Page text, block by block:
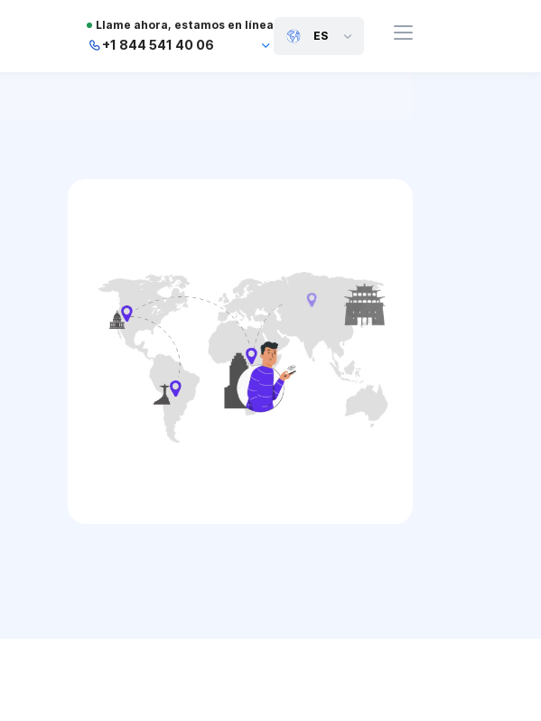
Llame ahora, estamos en línea
+1 844 541 40 06
ES